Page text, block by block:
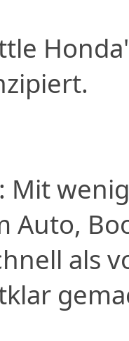
Mit
Auto,
als